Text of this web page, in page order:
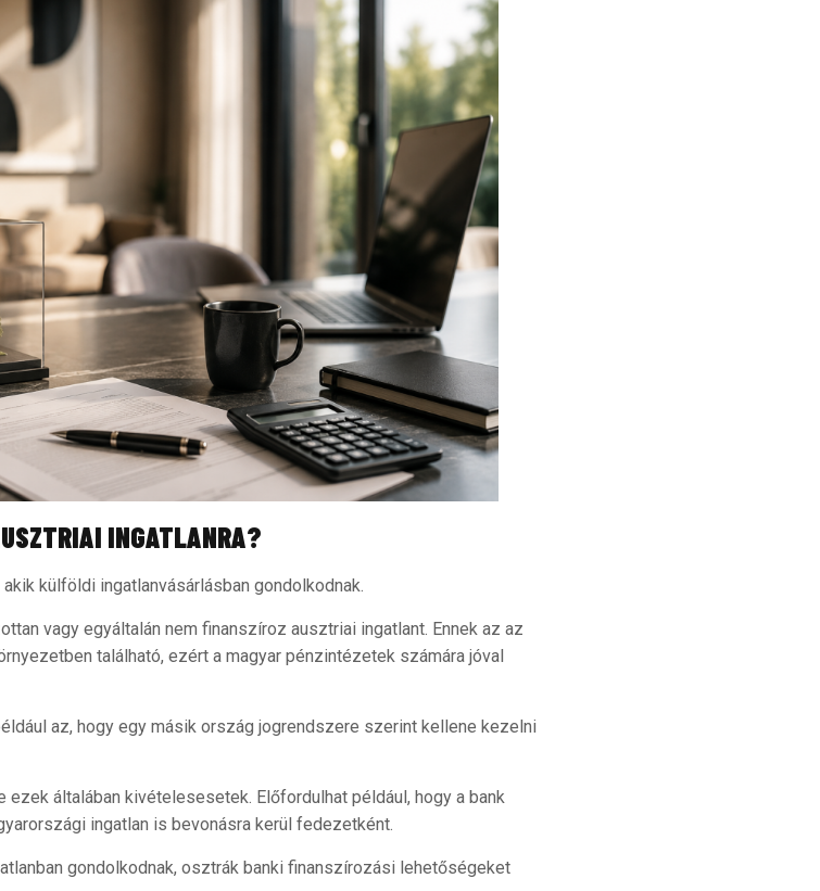
INGATLANRA?
külföldi ingatlanvásárlásban gondolkodnak.
vagy egyáltalán nem finanszíroz ausztriai ingatlant. Ennek az az
található, ezért a magyar pénzintézetek számára jóval
az, hogy egy másik ország jogrendszere szerint kellene kezelni
általában kivételesesetek. Előfordulhat például, hogy a bank
ingatlan is bevonásra kerül fedezetként.
gondolkodnak, osztrák banki finanszírozási lehetőségeket